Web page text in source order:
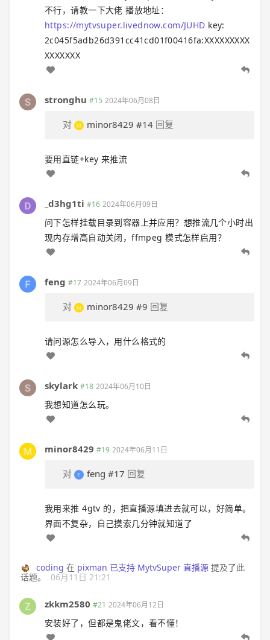
不行，请教一下大佬 播放地址：
https://mytvsuper.livednow.com/JUHD key:
2c045f5adb26d391cc41cd01f00416fa:XXXXXXXXX
XXXXXXX
stronghu #15 2024年06月08日
对 minor8429 #14 回复
要用直链+key 来推流
_d3hg1ti #16 2024年06月09日
问下怎样挂载目录到容器上并应用？想推流几个小时出
现内存增高自动关闭，ffmpeg 模式怎样启用？
feng #17 2024年06月09日
对 minor8429 #9 回复
请问源怎么导入，用什么格式的
skylark #18 2024年06月10日
我想知道怎么玩。
minor8429 #19 2024年06月11日
对 feng #17 回复
我用来推 4gtv 的，把直播源填进去就可以，好简单。
界面不复杂，自己摸索几分钟就知道了
coding 在 pixman 已支持 MytvSuper 直播源 提及了此
话题。
06月11日 21:21
zkkm2580 #21 2024年06月12日
安装好了，但都是鬼佬文，看不懂！